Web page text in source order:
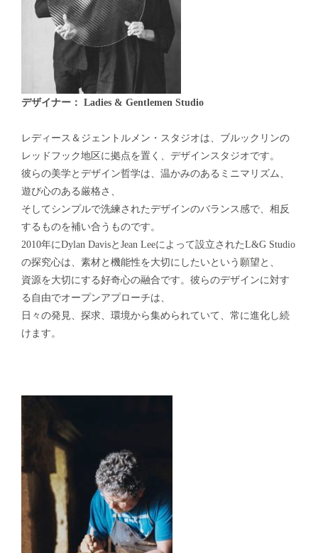
デザイナー： Ladies & Gentlemen Studio
レディース＆ジェントルメン・スタジオは、ブルックリンの
レッドフック地区に拠点を置く、デザインスタジオです。
彼らの美学とデザイン哲学は、温かみのあるミニマリズム、
遊び心のある厳格さ、
そしてシンプルで洗練されたデザインのバランス感で、相反
するものを補い合うものです。
2010年にDylan DavisとJean Leeによって設立されたL&G Studio
の探究心は、素材と機能性を大切にしたいという願望と、
資源を大切にする好奇心の融合です。彼らのデザインに対す
る自由でオープンアプローチは、
日々の発見、探求、環境から集められていて、常に進化し続
けます。